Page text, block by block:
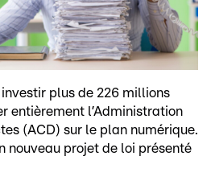
plus de 226 millions
entièrement l’Administration
(ACD) sur le plan numérique.
nouveau projet de loi présenté